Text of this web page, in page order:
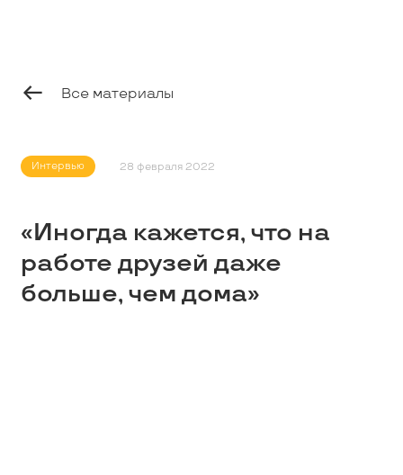
Студентам
Школьникам
Наши истории
Все материалы
Интервью 28 февраля 2022
«Иногда кажется, что на
работе друзей даже
больше, чем дома»